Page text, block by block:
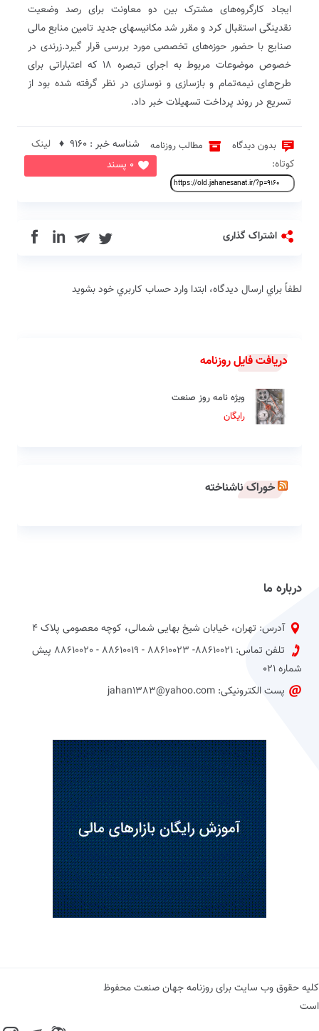
ایجاد کارگروه‌های مشترک بین دو معاونت برای رصد وضعیت
نقدینگی استقبال کرد و مقرر شد مکانیسهای جدید تامین منابع مالی
صنایع با حضور حوزه‌های تخصصی مورد بررسی قرار گیرد.زرندی در
خصوص موضوعات مربوط به اجرای تبصره ۱۸ که اعتباراتی برای
طرح‌های نیمه‌تمام و بازسازی و نوسازی در نظر گرفته شده بود از
تسریع در روند پرداخت تسهیلات خبر داد.
بدون دیدگاه مطالب روزنامه
0 پسند
شناسه خبر : 9160 ♦
لینک
کوتاه:
اشتراک گذاری in
لطفاً براي ارسال دیدگاه، ابتدا وارد حساب كاربري خود بشويد
دریافت فایل روزنامه
ویژه نامه روز صنعت
رایگان
خوراک ناشناخته
درباره ما
آدرس: تهران، خیابان شیخ بهایی شمالی، کوچه معصومی پلاک 4
تلفن تماس: 88610021- 88610023 - 88610019 - 88610020 پیش
شماره 021
پست الکترونیکی: jahan1383@yahoo.com
کلیه حقوق وب سایت برای روزنامه جهان صنعت محفوظ
است